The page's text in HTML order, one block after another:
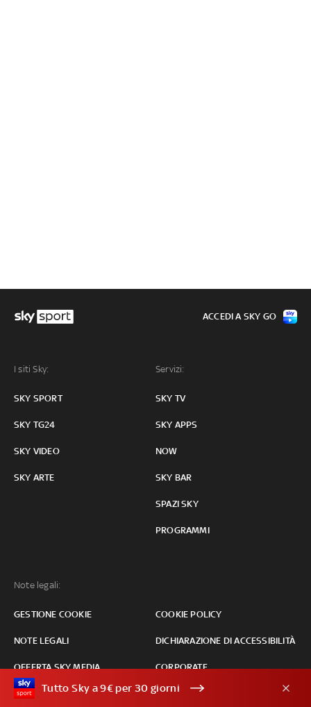
I siti Sky:
SKY SPORT
SKY TG24
SKY VIDEO
SKY ARTE
Servizi:
SKY TV
SKY APPS
NOW
SKY BAR
SPAZI SKY
PROGRAMMI
Note legali:
GESTIONE COOKIE COOKIE POLICY
NOTE LEGALI DICHIARAZIONE DI ACCESSIBILITÀ
OFFERTA SKY MEDIA CORPORATE
ACCEDI A SKY GO
Tutto Sky a 9€ per 30 giorni